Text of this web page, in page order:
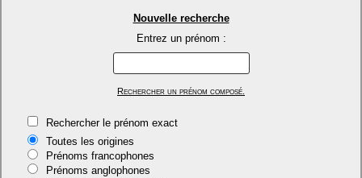
Nouvelle recherche
Entrez un prénom :
Rechercher un prénom composé.
Rechercher le prénom exact
Toutes les origines
Prénoms francophones
Prénoms anglophones